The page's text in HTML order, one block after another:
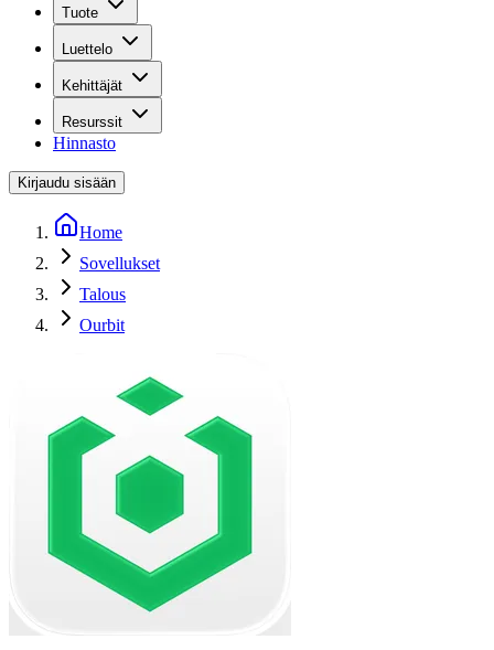
Tuote
Luettelo
Kehittäjät
Resurssit
Hinnasto
Kirjaudu sisään
Home
Sovellukset
Talous
Ourbit